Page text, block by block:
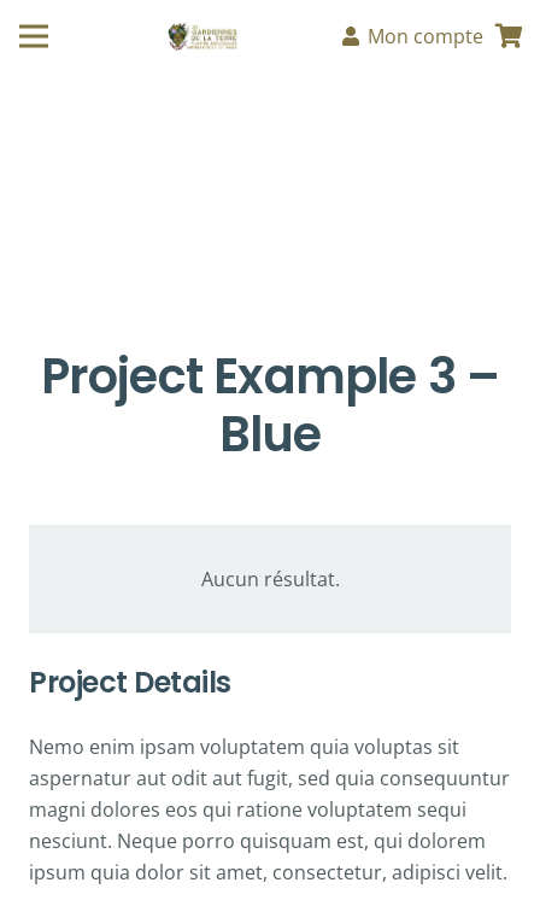
Mon compte
Project Example 3 –
Blue
Aucun résultat.
Project Details
Nemo enim ipsam voluptatem quia voluptas sit
aspernatur aut odit aut fugit, sed quia consequuntur
magni dolores eos qui ratione voluptatem sequi
nesciunt. Neque porro quisquam est, qui dolorem
ipsum quia dolor sit amet, consectetur, adipisci velit.